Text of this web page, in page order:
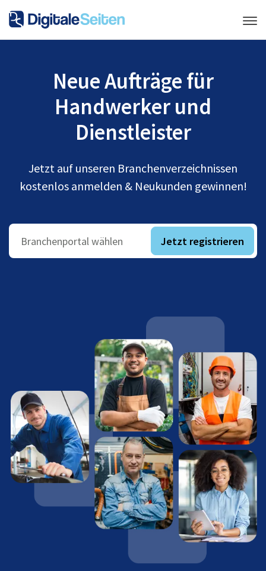
Neue Aufträge für
Handwerker und
Dienstleister
Jetzt auf unseren Branchenverzeichnissen
kostenlos anmelden & Neukunden gewinnen!
Branchenportal wählen Jetzt registrieren